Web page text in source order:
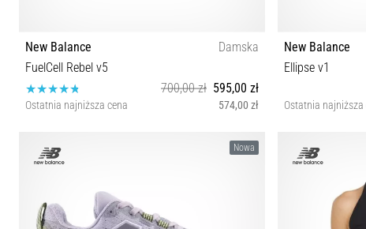
New Balance
Damska
FuelCell Rebel v5
700,00 zł 595,00 zł
Ostatnia najniższa cena 574,00 zł
36 36½ 37 37½ 38 39 40 40½ 41 41½ 42½
New Balance
Ellipse v1
Ostatnia najniższa
33½ 36 36½
Nowa